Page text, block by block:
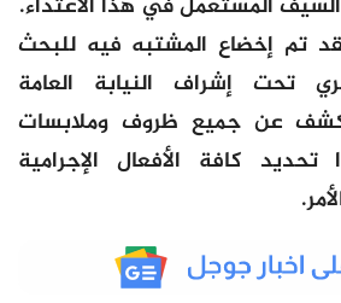
تم إخضاع المشتبه فيه للبحث
تحت إشراف النيابة العامة
عن جميع ظروف وملابسات
كافة الأفعال الإجرامية